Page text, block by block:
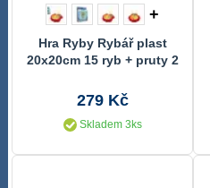
+
Hra Ryby Rybář plast
20x20cm 15 ryb + pruty 2
279 Kč
Skladem 3ks